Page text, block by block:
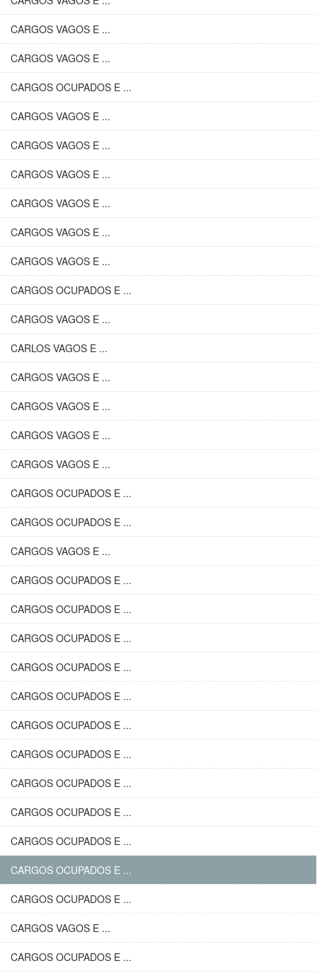
CARGOS VAGOS E ...
CARGOS VAGOS E ...
CARGOS OCUPADOS E ...
CARGOS VAGOS E ...
CARGOS VAGOS E ...
CARGOS VAGOS E ...
CARGOS VAGOS E ...
CARGOS VAGOS E ...
CARGOS VAGOS E ...
CARGOS OCUPADOS E ...
CARGOS VAGOS E ...
CARLOS VAGOS E ...
CARGOS VAGOS E ...
CARGOS VAGOS E ...
CARGOS VAGOS E ...
CARGOS VAGOS E ...
CARGOS OCUPADOS E ...
CARGOS OCUPADOS E ...
CARGOS VAGOS E ...
CARGOS OCUPADOS E ...
CARGOS OCUPADOS E ...
CARGOS OCUPADOS E ...
CARGOS OCUPADOS E ...
CARGOS OCUPADOS E ...
CARGOS OCUPADOS E ...
CARGOS OCUPADOS E ...
CARGOS OCUPADOS E ...
CARGOS OCUPADOS E ...
CARGOS OCUPADOS E ...
CARGOS OCUPADOS E ...
CARGOS OCUPADOS E ...
CARGOS VAGOS E ...
CARGOS OCUPADOS E ...